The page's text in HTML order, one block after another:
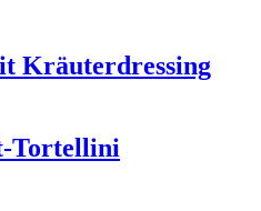
Kräuterdressing
Tortellini